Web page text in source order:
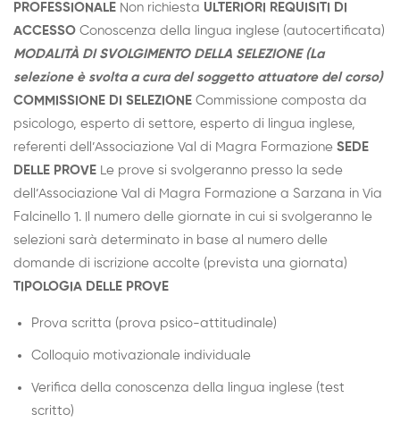
PROFESSIONALE Non richiesta ULTERIORI REQUISITI DI
ACCESSO Conoscenza della lingua inglese (autocertificata)
MODALITÀ DI SVOLGIMENTO DELLA SELEZIONE (La
selezione è svolta a cura del soggetto attuatore del corso)
COMMISSIONE DI SELEZIONE Commissione composta da
psicologo, esperto di settore, esperto di lingua inglese,
referenti dell’Associazione Val di Magra Formazione SEDE
DELLE PROVE Le prove si svolgeranno presso la sede
dell’Associazione Val di Magra Formazione a Sarzana in Via
Falcinello 1. Il numero delle giornate in cui si svolgeranno le
selezioni sarà determinato in base al numero delle
domande di iscrizione accolte (prevista una giornata)
TIPOLOGIA DELLE PROVE
Prova scritta (prova psico-attitudinale)
Colloquio motivazionale individuale
Verifica della conoscenza della lingua inglese (test
scritto)